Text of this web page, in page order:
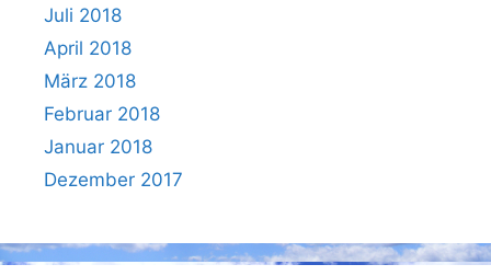
Juli 2018
April 2018
März 2018
Februar 2018
Januar 2018
Dezember 2017